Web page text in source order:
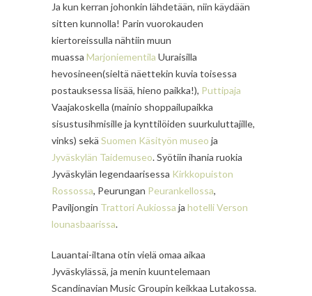
Ja kun kerran johonkin lähdetään, niin käydään
sitten kunnolla! Parin vuorokauden
kiertoreissulla nähtiin muun
muassa Marjoniementila Uuraisilla
hevosineen(sieltä näettekin kuvia toisessa
postauksessa lisää, hieno paikka!), Puttipaja
Vaajakoskella (mainio shoppailupaikka
sisustusihmisille ja kynttilöiden suurkuluttajille,
vinks) sekä Suomen Käsityön museo ja
Jyväskylän Taidemuseo. Syötiin ihania ruokia
Jyväskylän legendaarisessa Kirkkopuiston
Rossossa, Peurungan Peurankellossa,
Paviljongin Trattori Aukiossa ja hotelli Verson
lounasbaarissa.
Lauantai-iltana otin vielä omaa aikaa
Jyväskylässä, ja menin kuuntelemaan
Scandinavian Music Groupin keikkaa Lutakossa.